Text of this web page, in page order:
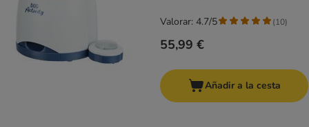
55,99 €
Valorar: 4.7/5 (10)
Añadir a la cesta